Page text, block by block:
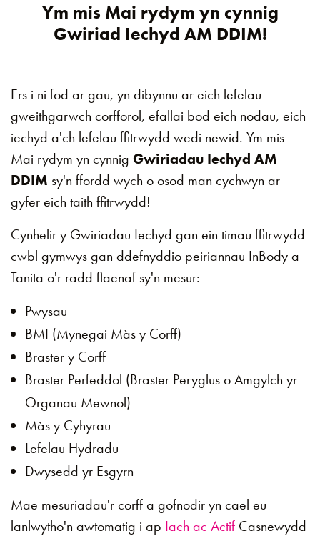
Ym mis Mai rydym yn cynnig
Gwiriad Iechyd AM DDIM!
Ers i ni fod ar gau, yn dibynnu ar eich lefelau
gweithgarwch corfforol, efallai bod eich nodau, eich
iechyd a'ch lefelau ffitrwydd wedi newid. Ym mis
Mai rydym yn cynnig Gwiriadau Iechyd AM
DDIM sy'n ffordd wych o osod man cychwyn ar
gyfer eich taith ffitrwydd!
Cynhelir y Gwiriadau Iechyd gan ein timau ffitrwydd
cwbl gymwys gan ddefnyddio peiriannau InBody a
Tanita o'r radd flaenaf sy'n mesur:
Pwysau
BMI (Mynegai Màs y Corff)
Braster y Corff
Braster Perfeddol (Braster Peryglus o Amgylch yr
Organau Mewnol)
Màs y Cyhyrau
Lefelau Hydradu
Dwysedd yr Esgyrn
Mae mesuriadau'r corff a gofnodir yn cael eu
lanlwytho'n awtomatig i ap Iach ac Actif Casnewydd